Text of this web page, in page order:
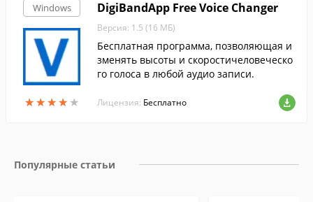
Windows
★★★★ ★
★★★★ ★
DigiBandApp Free Voice Changer
Версия: 1.5 (16 МБ)
Бесплатная программа, позволяющая и
зменять высоты и скоростичеловеческо
го голоса в любой аудио записи.
Лицензия: Бесплатно
Популярные статьи